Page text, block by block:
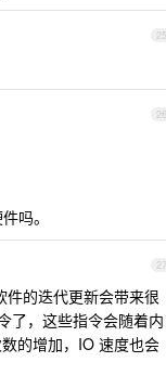
25
26
吗。
27
的迭代更新会带来很
了，这些指令会随着内
的增加，IO 速度也会